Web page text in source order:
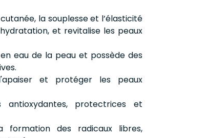
la souplesse et l’élasticité
et revitalise les peaux
eau de la peau et possède des
et protéger les peaux
protectrices et
des radicaux libres,